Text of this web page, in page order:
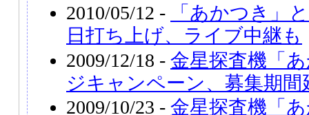
2010/05/12 -
「あかつき」
日打ち上げ、ライブ中継も
2009/12/18 - 金星探査機「
ジキャンペーン、募集期間
2009/10/23 - 金星探査機「